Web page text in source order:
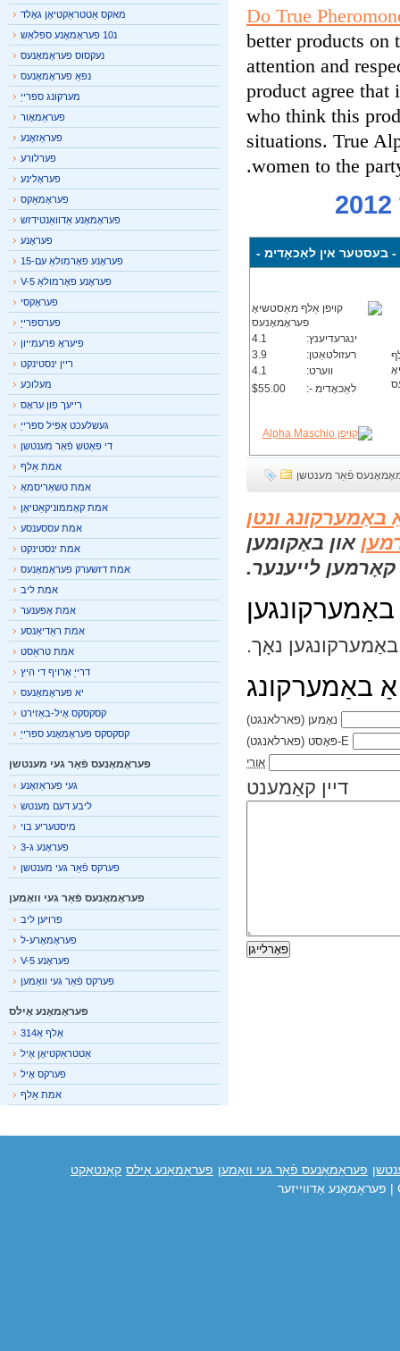
Do True
better products
attention and
product agree
who think this
situations. True
women to the
אין לאַכאָדימ -
ינגרעדיענץ:
4.1
רעזולטאַטן:
3.9
ווערט:
4.1
לאַכאָדימ -:
$55.00
פֿאַר מענטשן
ונטן
און באַקומען
לייענער.
נאָך.
באַמערקונג
נאָמען(פארלאנגט)
(פארלאנגט)
אורי
דיין קאַמענט
מאקס אַטטראַקטיאָן גאָלד
נעקסוס פעראָמאָנעס
נפּאַ פעראָמאָנעס
מערקונג ספּרייַ
פעראַמאָור
פעראַזאָנע
פערלורע
פעראָלינע
פעראָמאַקס
פעראָמאָנע אַדוואַנטידזש
פעראָנע
פעראָנע פאָרמולאַ עם-15
פעראָנע פאָרמולאַ V-5
פעראָקסי
פערספּרייַ
פיעראָ פּרעמייון
ריין ינסטינקט
מעלוכע
רייעך פון עראָס
געשלעכט אַפּיל ספּרייַ
די פּאַטש פֿאַר מענטשן
אמת אַלף
אמת טשאַריסמאַ
אמת קאָממוניקאַטיאָן
אמת עססענסע
אמת ינסטינקט
אמת דזשערק פעראָמאָנעס
אמת ליב
אמת אָפּענער
אמת ראַדיאַנסע
אמת טראַסט
דרייַ אַרויף די היץ
יא פעראָמאָנעס
קסקסקס אָיל-באַזירט
קסקסקס פעראָמאָנע ספּרייַ
פעראָמאָנעס פֿאַר געי מענטשן
געי פעראַזאָנע
ליבע דעם מענטש
מיסטעריע בוי
פעראָנע ג-3
פערקס פֿאַר געי מענטשן
פעראָמאָנעס פֿאַר געי וואָמען
פרויען ליב
פעראָמאָרע-ל
פעראָנע V-5
פערקס פֿאַר געי וואָמען
פעראָמאָנע אָילס
אַלף אַ314
אַטטראַקטיאָן אָיל
פערקס אָיל
אמת אַלף
פעראָמאָנעס פֿאַר געי וואָמען פעראָמאָנע אָילס קאָנטאַקט
אַדווייזער